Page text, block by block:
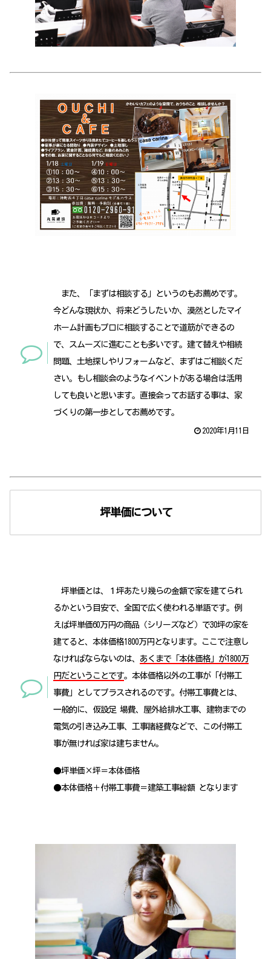
また、「まずは相談する」というのもお薦めです。
今どんな現状か、将来どうしたいか、漠然としたマイ
ホーム計画もプロに相談することで道筋ができるの
で、スムーズに進むことも多いです。建て替えや相続
問題、土地探しやリフォームなど、まずはご相談くだ
さい。もし相談会のようなイベントがある場合は活用
しても良いと思います。直接会ってお話する事は、家
づくりの第一歩としてお薦めです。
2020年1月11日
坪単価について
坪単価とは、１坪あたり幾らの金額で家を建てられ
るかという目安で、全国で広く使われる単語です。例
えば坪単価60万円の商品（シリーズなど）で30坪の家を
建てると、本体価格1800万円となります。ここで注意し
なければならないのは、 あくまで「本体価格」が1800万
円だということです。本体価格以外の工事が「付帯工
事費」としてプラスされるのです。付帯工事費とは、
一般的に、仮設足 場費、屋外給排水工事、建物までの
電気の引き込み工事、工事諸経費などで、この付帯工
事が無ければ家は建ちません。
●坪単価×坪＝本体価格
●本体価格＋付帯工事費＝建築工事総額 となります